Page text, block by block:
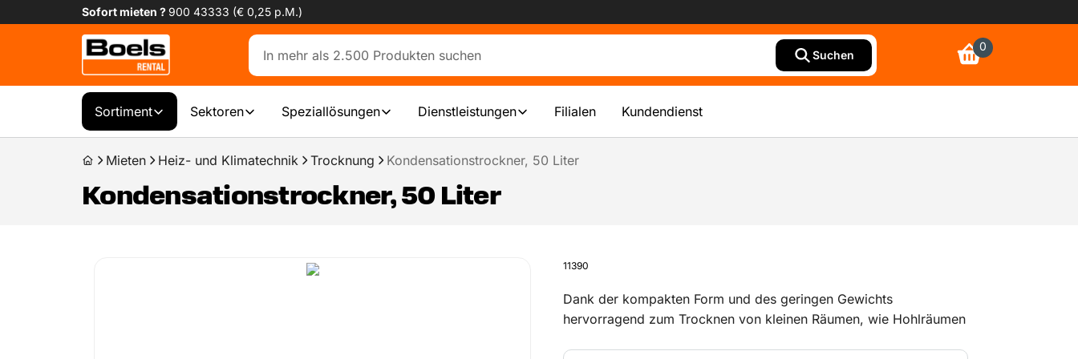
Sofort mieten ?900 43333 (€ 0,25 p.M.)
Suchen
0
Sortiment Sektoren Speziallösungen Dienstleistungen Filialen Kundendienst
Mieten Heiz- und Klimatechnik Trocknung Kondensationstrockner, 50 Liter
Kondensationstrockner, 50 Liter
11390
Dank der kompakten Form und des geringen Gewichts
hervorragend zum Trocknen von kleinen Räumen, wie Hohlräumen